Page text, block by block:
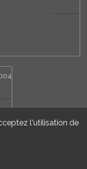
l'utilisation de